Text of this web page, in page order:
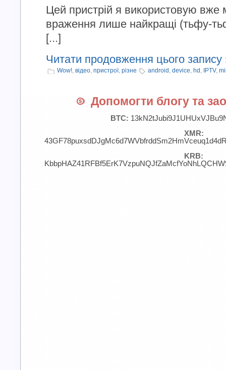
Цей пристрій я використовую вже
враження лише найкращі (тьфу-
[...]
Читати продовження цього запису
Wow!, відео, пристрої, різне android , device, hd , IPTV,
Допомогти блогу та
BTC:
XMR:
KRB: